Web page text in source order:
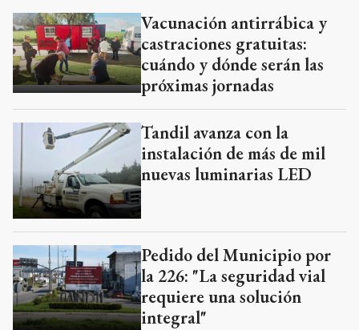
Vacunación antirrábica y
castraciones gratuitas:
cuándo y dónde serán las
próximas jornadas
Tandil avanza con la
instalación de más de mil
nuevas luminarias LED
Pedido del Municipio por
la 226: "La seguridad vial
requiere una solución
integral"